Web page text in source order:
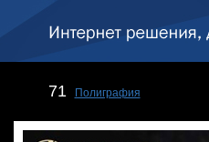
71 Полиграфия